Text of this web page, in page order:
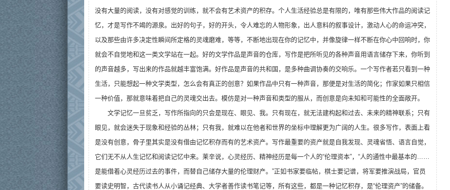
没有大量的阅读，没有对感觉的训练，就不会有艺术资产的积存。个人生活经验总是有限的，唯有那些伟大作品的阅读记
忆，才是写作不竭的源泉。出好的句子，好的开头，令人难忘的人物形象，出人意料的叙事设计，激动人心的命运冲突，
以及那些由许多决定性瞬间所定格的灵魂磨难，等等，不断地出现在你的记忆中，并像旋律一样不断在你心中回响时，你
就会不自觉地和这一类文学站在一起。好的文学作品是声音的仓库，写作是把所听见的各种声音用语言储存下来，你听到
的声音越多，写出来的作品就越丰富饱满。好作品是声音的共和国，是多种曲调协奏的交响乐。一个写作者若只看到一种
生活，只能想起一种文学类型，怎么会有真正的创意？如果作品中只有一种声音，那便是对生活的简化；作家如果只相信
一种价值，那就意味着把自己的灵魂交出去。模仿是对一种声音和类型的服从，而创意是向未知和可能性的全面敞开。
文学记忆一旦贫乏，写作所指向的只会是现在、眼见、我。只有现在，就无法建构起和过去、未来的精神联系；只有
眼见，就会迷失于现象和经验的丛林；只有我，就难以在他者和世界的坐标中理解更为广阔的人生。很多写作，表面上看
是没有创意，骨子里其实是没有借由记忆积存而有的艺术资产。写作最重要的资产就是自我发现、灵魂省悟、语言自觉，
它们无不从人生记忆和阅读记忆中来。莱辛说，心灵经历、精神经历是每一个人的“伦理资本”，“人的通性中最基本的……
是能借着心灵经历过去的事件，而替自己储存大量的伦理财产。”正如书家要临帖，棋士要记谱，将军要推演战局，官员
要读史明智，古代读书人从小诵记经典、大学者善作读书笔记等，所有这些，都是一种记忆积存，是“伦理资产”的储备。